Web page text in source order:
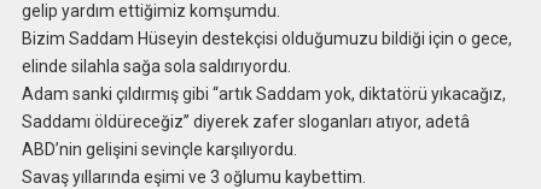
gelip yardım ettiğimiz komşumdu.
Bizim Saddam Hüseyin destekçisi olduğumuzu bildiği için o gece,
elinde silahla sağa sola saldırıyordu.
Adam sanki çıldırmış gibi ‘‘artık Saddam yok, diktatörü yıkacağız,
Saddamı öldüreceğiz’’ diyerek zafer sloganları atıyor, adetâ
ABD’nin gelişini sevinçle karşılıyordu.
Savaş yıllarında eşimi ve 3 oğlumu kaybettim.